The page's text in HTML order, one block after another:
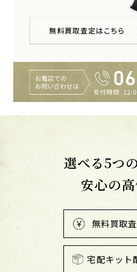
選べる5つ
安心の高
無料買取
宅配キット